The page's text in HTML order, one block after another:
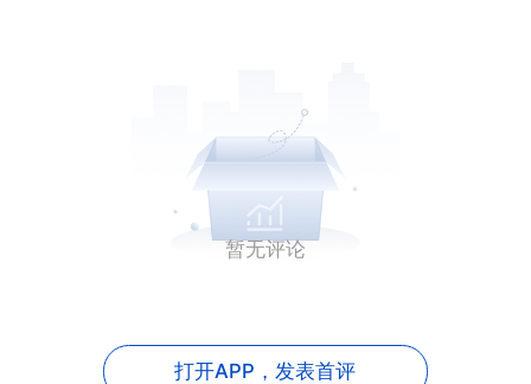
暂无评论
打开APP，发表首评